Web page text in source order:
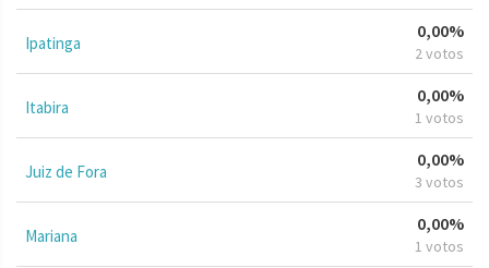
Ipatinga
0,00%
2 votos
Itabira
0,00%
1 votos
Juiz de Fora
0,00%
3 votos
Mariana
0,00%
1 votos